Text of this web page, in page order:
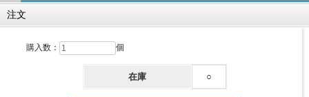
注文
購入数： 個
在庫 ○